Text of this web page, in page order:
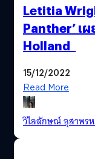
Letitia
Panther’ เ
Holland
15/12/2022
Read More
วิไลลักษณ์ อุสาพร